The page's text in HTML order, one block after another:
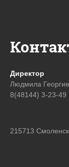
Директор
Людмила
8(48144) 3-23-49
215713